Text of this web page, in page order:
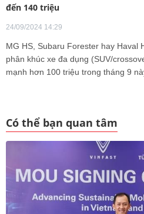
đến 140 triệu
24/09/2024 14:29
MG HS, Subaru Forester hay Haval
phân khúc xe đa dụng (SUV/
mạnh hơn 100 triệu trong tháng 9
Có thể bạn quan tâm